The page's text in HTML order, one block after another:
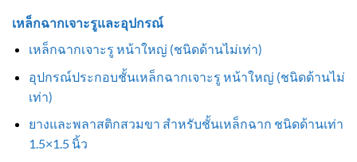
เหล็กฉากเจาะรูและอุปกรณ์
เหล็กฉากเจาะรู หน้าใหญ่ (ชนิดด้านไม่เท่า)
อุปกรณ์ประกอบชั้นเหล็กฉากเจาะรู หน้าใหญ่ (ชนิดด้านไม่
เท่า)
ยางและพลาสติกสวมขา สำหรับชั้นเหล็กฉาก ชนิดด้านเท่า
1.5×1.5 นิ้ว